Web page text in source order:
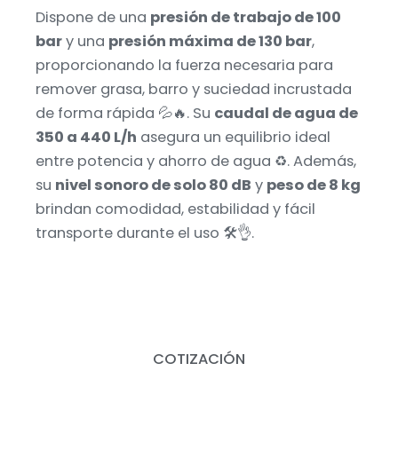
COTIZACIÓN
Dispone de una presión de trabajo de 100
bary una presión máxima de 130 bar,
proporcionando la fuerza necesaria para
remover grasa, barro y suciedad incrustada
de forma rápida 💦🔥. Su caudal de agua de
350 a 440 L/h asegura un equilibrio ideal
entre potencia y ahorro de agua ♻️. Además,
su nivel sonoro de solo 80 dB y peso de 8 kg
brindan comodidad, estabilidad y fácil
transporte durante el uso 🛠️👌.